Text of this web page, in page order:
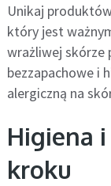
Unikaj
który jest
wrażliwej skórze
bezzapachowe i
alergiczną na
Higiena
kroku